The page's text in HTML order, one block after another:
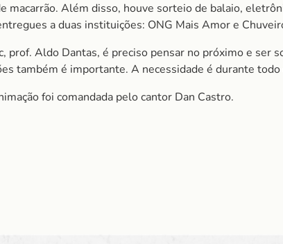
macarrão. Além disso, houve sorteio de balaio,
a duas instituições: ONG Mais Amor e
prof. Aldo Dantas, é preciso pensar no próximo e ser
também é importante. A necessidade é durante
foi comandada pelo cantor Dan Castro.